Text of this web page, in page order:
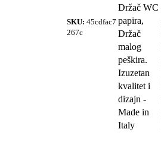
SKU: 45cdfac7
267c
Držač WC
papira,
Držač
malog
peškira.
Izuzetan
kvalitet i
dizajn -
Made in
Italy